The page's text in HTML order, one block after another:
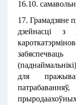
16.10.
17. Грамадзяне
дзейнасці з
для